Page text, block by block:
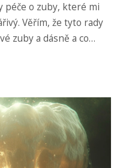
péče o zuby, které mi
Věřím, že tyto rady
zuby a dásně a co
si myslíte!